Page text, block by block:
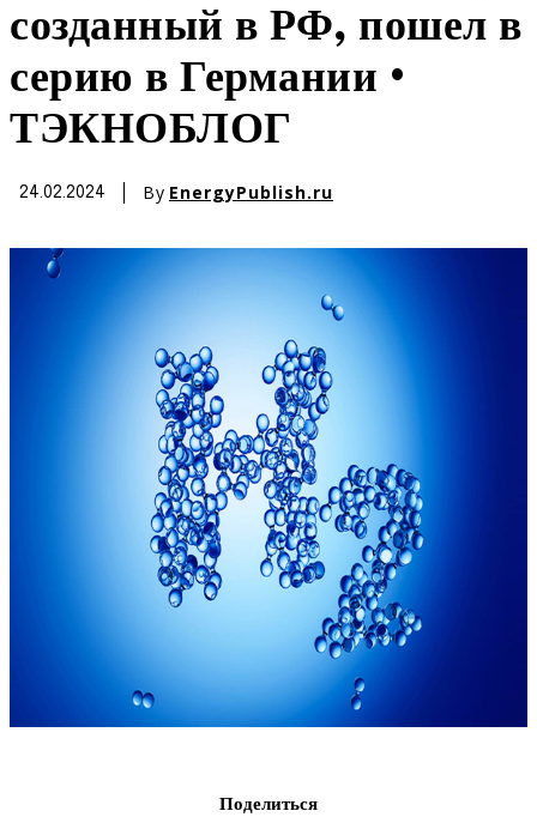
созданный в РФ, пошел в
серию в Германии •
ТЭКНОБЛОГ
24.02.2024 By EnergyPublish.ru
Поделиться